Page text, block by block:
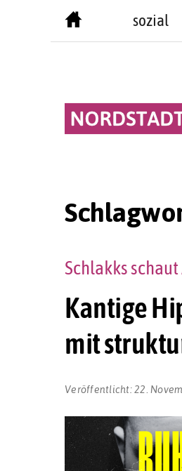
sozial
Kantige
mit
Schlakks schaut
Veröffentlicht:22.